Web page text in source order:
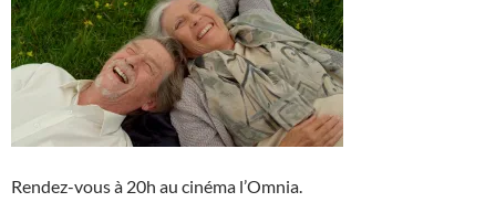
Rendez-vous à 20h au cinéma l’Omnia.